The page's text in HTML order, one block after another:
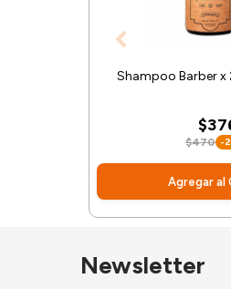
Shampoo Barber
$470 -
Agregar al
Newsletter